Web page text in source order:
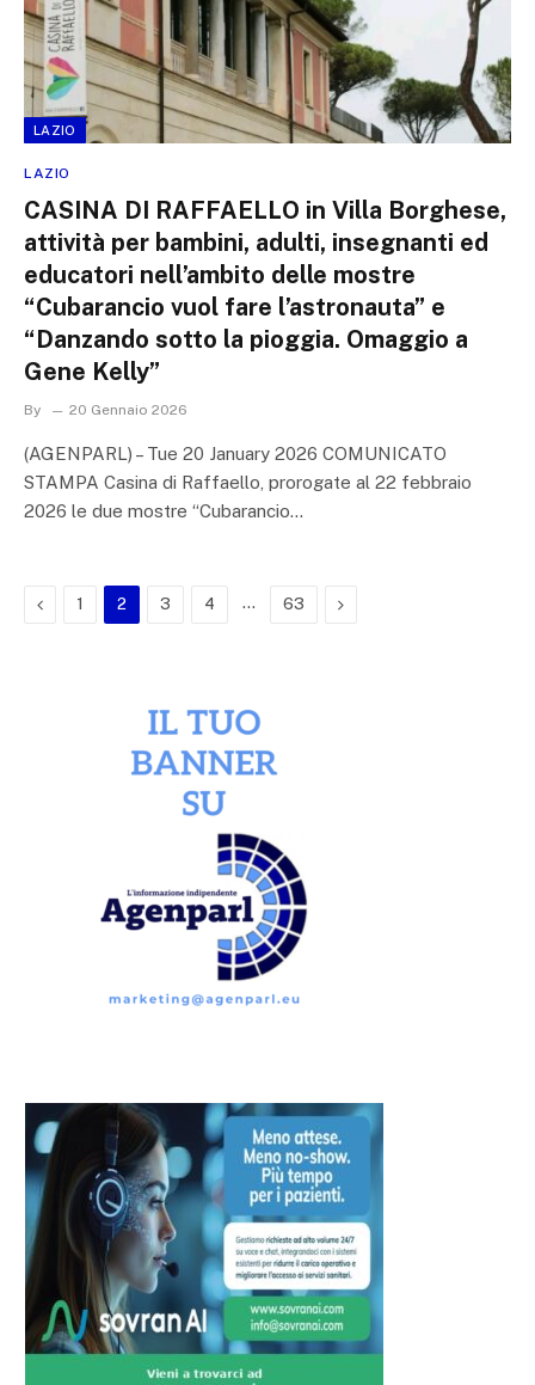
LAZIO
LAZIO
CASINA DI RAFFAELLO in Villa Borghese,
attività per bambini, adulti, insegnanti ed
educatori nell’ambito delle mostre
“Cubarancio vuol fare l’astronauta” e
“Danzando sotto la pioggia. Omaggio a
Gene Kelly”
By 20 Gennaio 2026
(AGENPARL) – Tue 20 January 2026 COMUNICATO
STAMPA Casina di Raffaello, prorogate al 22 febbraio
2026 le due mostre “Cubarancio…
Previous
1 2 3 4 … 63 Next